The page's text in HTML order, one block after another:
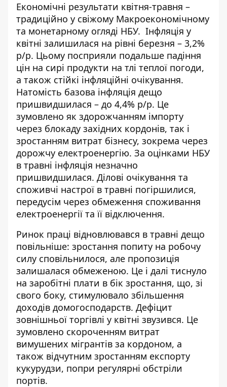
Економічні результати квітня-травня –
традиційно у свіжому Макроекономічному
та монетарному огляді НБУ. Інфляція у
квітні залишилася на рівні березня – 3,2%
р/р. Цьому посприяли подальше падіння
цін на сирі продукти на тлі теплої погоди,
а також стійкі інфляційні очікування.
Натомість базова інфляція дещо
пришвидшилася – до 4,4% р/р. Це
зумовлено як здорожчанням імпорту
через блокаду західних кордонів, так і
зростанням витрат бізнесу, зокрема через
дорожчу електроенергію. За оцінками НБУ
в травні інфляція незначно
пришвидшилася. Ділові очікування та
споживчі настрої в травні погіршилися,
передусім через обмеження споживання
електроенергії та її відключення.
Ринок праці відновлювався в травні дещо
повільніше: зростання попиту на робочу
силу сповільнилося, але пропозиція
залишалася обмеженою. Це і далі тиснуло
на заробітні плати в бік зростання, що, зі
свого боку, стимулювало збільшення
доходів домогосподарств. Дефіцит
зовнішньої торгівлі у квітні звузився. Це
зумовлено скороченням витрат
вимушених мігрантів за кордоном, а
також відчутним зростанням експорту
кукурудзи, попри регулярні обстріли
портів.